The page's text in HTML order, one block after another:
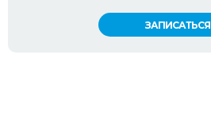
ЗАПИСАТЬСЯ